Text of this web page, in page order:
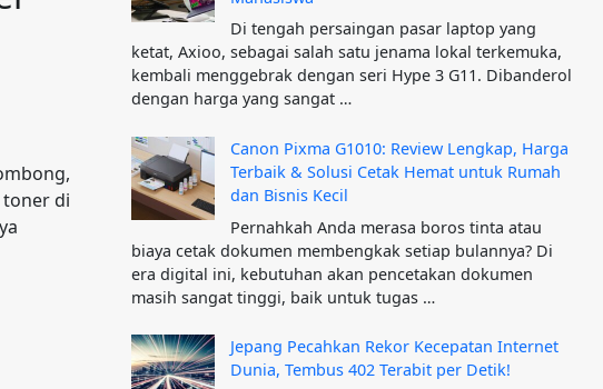
toner di
Di tengah persaingan pasar laptop yang
ketat, Axioo, sebagai salah satu jenama lokal terkemuka,
kembali menggebrak dengan seri Hype 3 G11. Dibanderol
dengan harga yang sangat …
Canon Pixma G1010: Review Lengkap, Harga
Terbaik & Solusi Cetak Hemat untuk Rumah
dan Bisnis Kecil
Pernahkah Anda merasa boros tinta atau
biaya cetak dokumen membengkak setiap bulannya? Di
era digital ini, kebutuhan akan pencetakan dokumen
masih sangat tinggi, baik untuk tugas …
Jepang Pecahkan Rekor Kecepatan Internet
Dunia, Tembus 402 Terabit per Detik!